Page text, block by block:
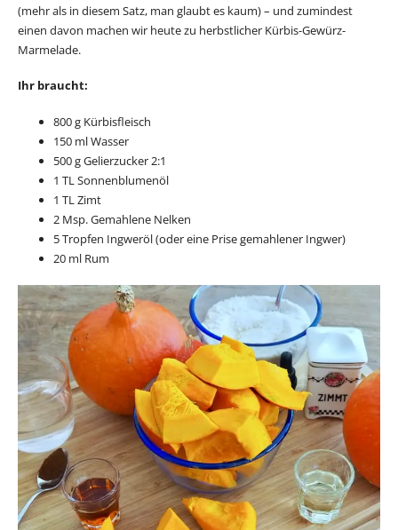
(mehr als in diesem Satz, man glaubt es kaum) – und zumindest
einen davon machen wir heute zu herbstlicher Kürbis-Gewürz-
Marmelade.
Ihr braucht:
800 g Kürbisfleisch
150 ml Wasser
500 g Gelierzucker 2:1
1 TL Sonnenblumenöl
1 TL Zimt
2 Msp. Gemahlene Nelken
5 Tropfen Ingweröl (oder eine Prise gemahlener Ingwer)
20 ml Rum